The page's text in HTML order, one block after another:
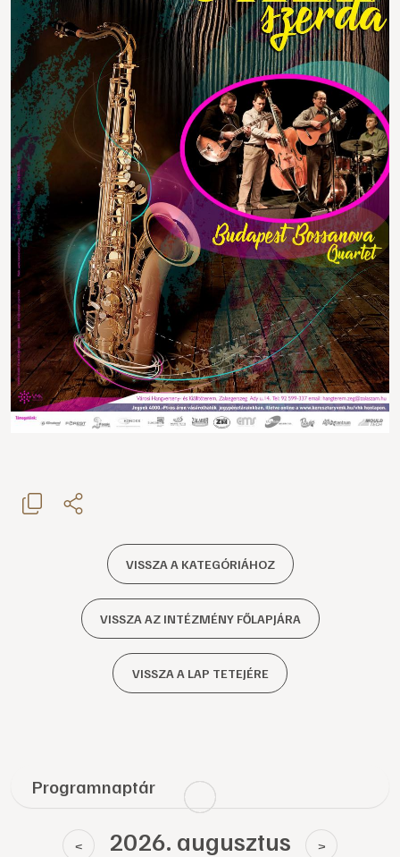
VISSZA A KATEGÓRIÁHOZ
VISSZA AZ INTÉZMÉNY FŐLAPJÁRA
VISSZA A LAP TETEJÉRE
Programnaptár
< 2026. augusztus >